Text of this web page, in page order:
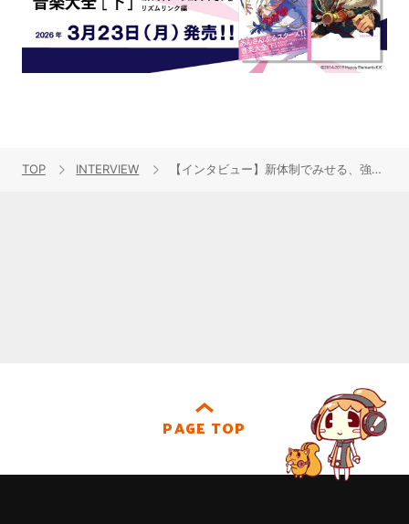
TOP INTERVIEW 【インタビュー】新体制でみせる、強くてかっこいい姿を見逃すな！ Luce Twinkle Wink☆「ターミナル ～僕ら、あるべき場所～」リリースインタビュー
PAGE TOP